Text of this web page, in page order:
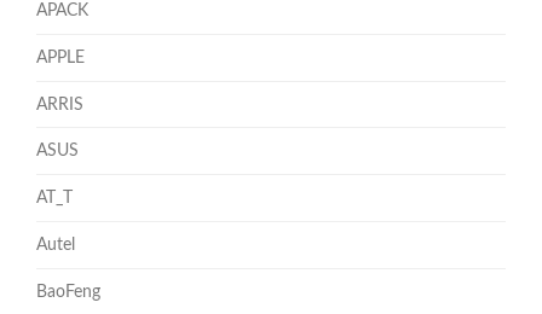
APACK
APPLE
ARRIS
ASUS
AT_T
Autel
BaoFeng